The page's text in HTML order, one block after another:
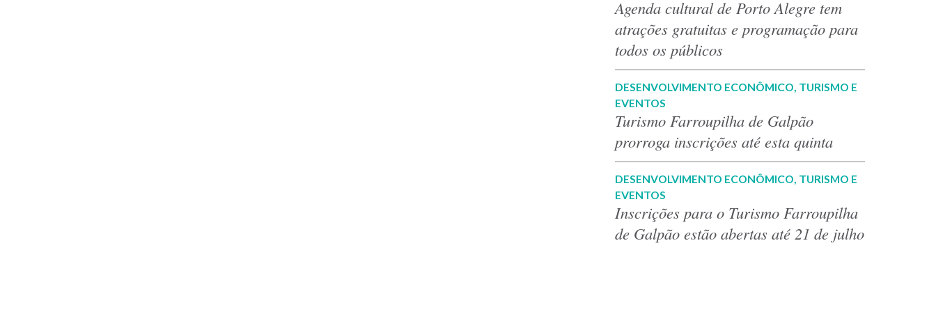
Agenda cultural de Porto Alegre tem
atrações gratuitas e programação para
todos os públicos
DESENVOLVIMENTO ECONÔMICO, TURISMO E
EVENTOS
Turismo Farroupilha de Galpão
prorroga inscrições até esta quinta
DESENVOLVIMENTO ECONÔMICO, TURISMO E
EVENTOS
Inscrições para o Turismo Farroupilha
de Galpão estão abertas até 21 de julho